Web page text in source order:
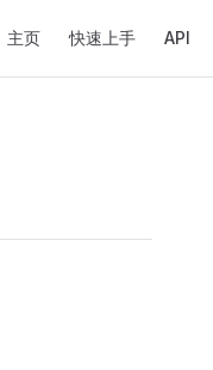
主页 快速上手 API